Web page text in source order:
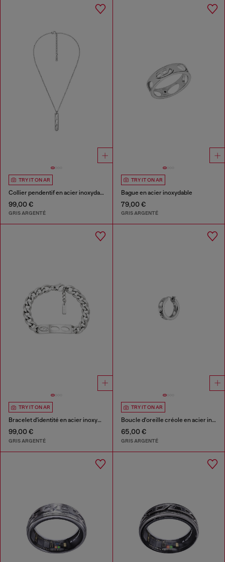
TRY IT ON AR
Collier pendentif en acier inoxydable
99,00 €
GRIS ARGENTÉ
TRY IT ON AR
Bague en acier inoxydable
79,00 €
GRIS ARGENTÉ
TRY IT ON AR
Bracelet d'identité en acier inoxydable
99,00 €
GRIS ARGENTÉ
TRY IT ON AR
Boucle d'oreille créole en acier inoxydable
65,00 €
GRIS ARGENTÉ